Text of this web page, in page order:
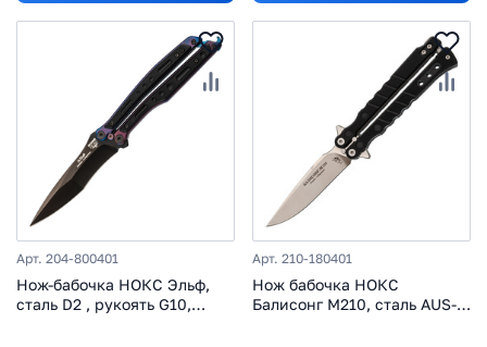
Арт. 204-800401
Нож-бабочка НОКС Эльф,
сталь D2 , рукоять G10,
Арт. 210-180401
Нож бабочка НОКС
Балисонг М210, сталь AUS-8,